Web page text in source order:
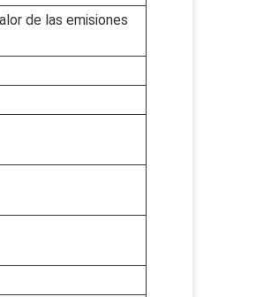
de las emisiones